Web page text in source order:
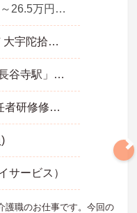
月収 20.2万円～26.5万円程度（諸手当込）
奈良県 宇陀市 大宇陀拾生250-6
近鉄大阪線「長谷寺駅」バス・車25分
■介護職員初任者研修修了者以上必須 ■介護福祉士あれば尚可 ■普通自動車免許あれば尚可（ＡＴ限定可） ■経験不問
サービス）
護職のお仕事です。今回の